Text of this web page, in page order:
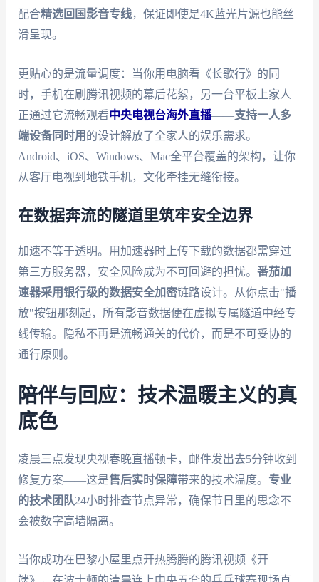
配合精选回国影音专线，保证即使是4K蓝光片源也能丝
滑呈现。
更贴心的是流量调度：当你用电脑看《长歌行》的同
时，手机在刷腾讯视频的幕后花絮，另一台平板上家人
正通过它流畅观看中央电视台海外直播——支持一人多
端设备同时用 的设计解放了全家人的娱乐需求。
Android、iOS、Windows、Mac全平台覆盖的架构，让你
从客厅电视到地铁手机，文化牵挂无缝衔接。
在数据奔流的隧道里筑牢安全边界
加速不等于透明。用加速器时上传下载的数据都需穿过
第三方服务器，安全风险成为不可回避的担忧。 番茄加
速器采用银行级的数据安全加密链路设计。从你点击"播
放"按钮那刻起，所有影音数据便在虚拟专属隧道中经专
线传输。隐私不再是流畅通关的代价，而是不可妥协的
通行原则。
陪伴与回应：技术温暖主义的真
底色
凌晨三点发现央视春晚直播顿卡，邮件发出去5分钟收到
修复方案——这是售后实时保障带来的技术温度。 专业
的技术团队24小时排查节点异常，确保节日里的思念不
会被数字高墙隔离。
当你成功在巴黎小屋里点开热腾腾的腾讯视频《开